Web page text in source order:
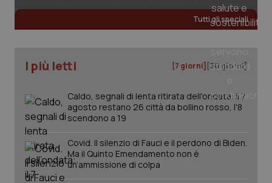
Tutti gli speciali
I più letti [7 giorni] [30 giorni]
Caldo, segnali di lenta ritirata dell'ondata: il 7
agosto restano 26 città da bollino rosso, l'8
scendono a 19
Covid. Il silenzio di Fauci e il perdono di Biden.
Ma il Quinto Emendamento non è
un’ammissione di colpa